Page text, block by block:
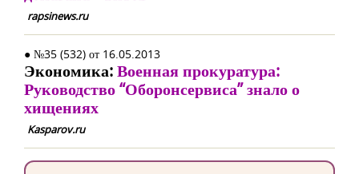
rapsinews.ru
● №35 (532) от 16.05.2013
Экономика:Военная прокуратура:
Руководство “Оборонсервиса” знало о
хищениях
Kasparov.ru